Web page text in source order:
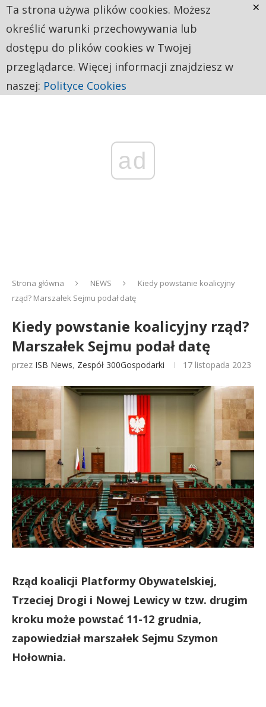
ad
Strona główna NEWS
Kiedy powstanie koalicyjny
rząd? Marszałek Sejmu podał datę
Kiedy powstanie koalicyjny rząd?
Marszałek Sejmu podał datę
przez ISB News, Zespół 300Gospodarki 17 listopada 2023
Rząd koalicji Platformy Obywatelskiej,
Trzeciej Drogi i Nowej Lewicy w tzw. drugim
kroku może powstać 11-12 grudnia,
zapowiedział marszałek Sejmu Szymon
Hołownia.
Ta strona używa plików cookies. Możesz
określić warunki przechowywania lub
dostępu do plików cookies w Twojej
przeglądarce. Więcej informacji znajdziesz w
naszej: Polityce Cookies
×